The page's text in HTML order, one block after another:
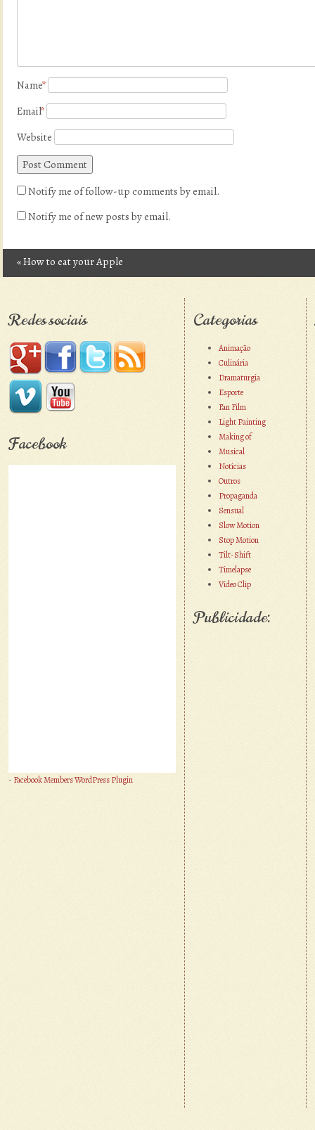
Name*
Email*
Website
Notify me of follow-up comments by email.
Notify me of new posts by email.
Post navigation
«How to eat your Apple
Redes sociais
Facebook
- Facebook Members WordPress Plugin
Categorias
Animação
Culinária
Dramaturgia
Esporte
Fan Film
Light Painting
Making of
Musical
Notícias
Outros
Propaganda
Sensual
Slow Motion
Stop Motion
Tilt-Shift
Timelapse
Vídeo Clip
Publicidade: